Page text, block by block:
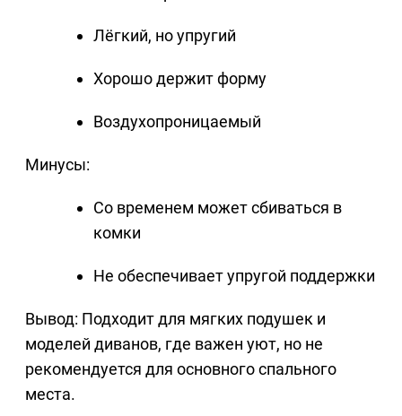
Лёгкий, но упругий
Хорошо держит форму
Воздухопроницаемый
Минусы:
Со временем может сбиваться в
комки
Не обеспечивает упругой поддержки
Вывод: Подходит для мягких подушек и
моделей диванов, где важен уют, но не
рекомендуется для основного спального
места.